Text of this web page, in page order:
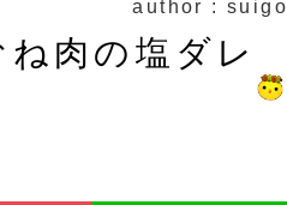
author : suigo
肉の塩ダレ